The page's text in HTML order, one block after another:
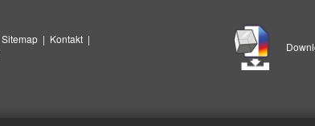
Sitemap | Kontakt |